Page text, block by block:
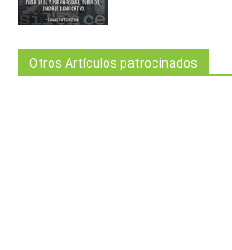
Otros Artículos patrocinados